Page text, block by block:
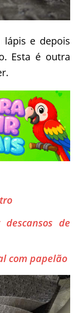
e depois
Esta é outra
de
com papelão